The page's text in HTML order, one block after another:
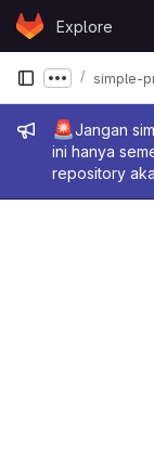
Skip to content
GitLabExplore
Admin
🚨Jangan
ini hanya
repository
Show more
simple-